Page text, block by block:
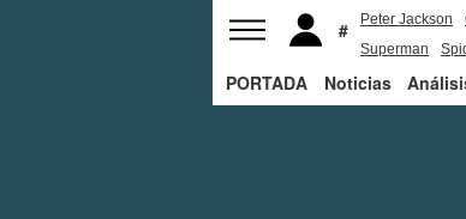
Peter Jackson
Superman
PORTADA Noticias